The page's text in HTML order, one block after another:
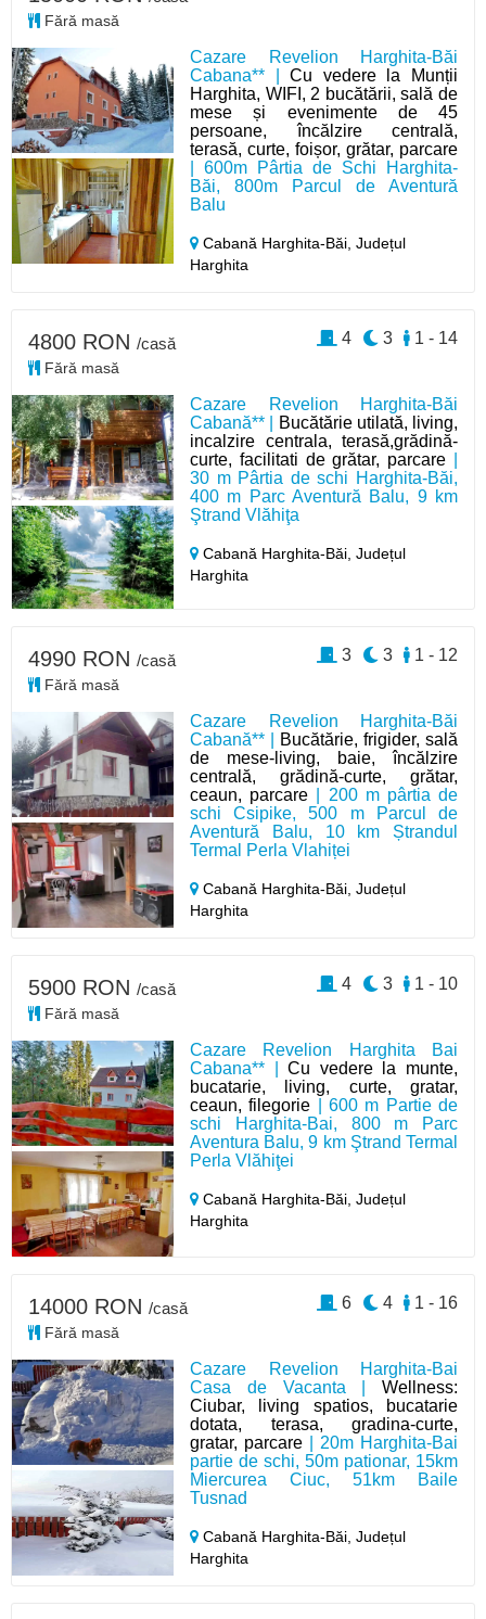
Cazare Revelion Harghita-Băi
Cabana** |Cu vedere la Munții
Harghita, WIFI, 2 bucătării, sală de
mese și evenimente de 45
persoane, încălzire centrală,
terasă, curte, foișor, grătar, parcare
| 600m Pârtia de Schi Harghita-
Băi, 800m Parcul de Aventură
Balu
Cabană Harghita-Băi,Județul
Harghita
Fără masă
Cazare Revelion Harghita-Băi
Cabană** |
Bucătărie utilată, living,
incalzire centrala, terasă,grădină-
curte, facilitati de grătar, parcare
30 m Pârtia de schi Harghita-Băi,
400 m Parc Aventură Balu, 9 km
Ştrand Vlăhiţa
Cabană Harghita-Băi,Județul
Harghita
4800 RON /casă
Fără masă
1 - 14
3
4
Cazare Revelion Harghita-Băi
Cabană** |
Bucătărie, frigider, sală
de mese-living, baie, încălzire
centrală, grădină-curte, grătar,
ceaun, parcare | 200 m pârtia de
schi Csipike, 500 m Parcul de
Aventură Balu, 10 km Ștrandul
Termal Perla Vlahiței
Cabană Harghita-Băi,Județul
Harghita
4990 RON /casă
Fără masă
1 - 12
3
3
Cazare Revelion Harghita Bai
Cabana** |Cu vedere la munte,
bucatarie, living, curte, gratar,
ceaun, filegorie | 600 m Partie de
schi Harghita-Bai, 800 m Parc
Aventura Balu, 9 km Ştrand Termal
Perla Vlăhiţei
Cabană Harghita-Băi,Județul
Harghita
5900 RON /casă
Fără masă
1 - 10
3
4
Cazare Revelion Harghita-Bai
Casa de Vacanta | Wellness:
Ciubar, living spatios, bucatarie
dotata, terasa, gradina-curte,
gratar, parcare | 20m Harghita-Bai
partie de schi, 50m pationar, 15km
Miercurea Ciuc, 51km Baile
Tusnad
Cabană Harghita-Băi,Județul
Harghita
14000 RON /casă
Fără masă
1 - 16
4
6